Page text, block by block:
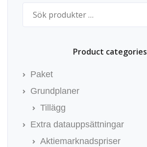
Sök efter:
Product categories
Paket
Grundplaner
Tillägg
Extra datauppsättningar
Aktiemarknadspriser